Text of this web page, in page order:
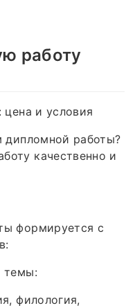
работу
цена и условия
дипломной работы?
качественно и
формируется с
темы:
филология,